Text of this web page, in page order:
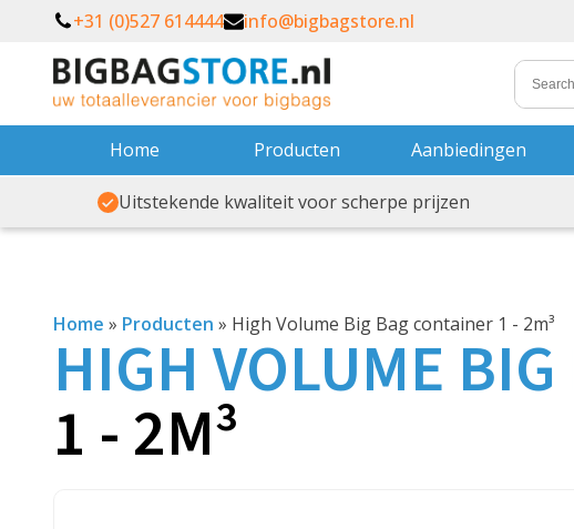
+31 (0)527 614444 info@bigbagstore.nl
Home Producten Aanbiedingen
Uitstekende kwaliteit voor scherpe prijzen
Home » Producten » High Volume Big Bag container 1 - 2m³
HIGH VOLUME BIG
1 - 2M³